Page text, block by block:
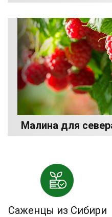
Малина для
Саженцы из Сибири